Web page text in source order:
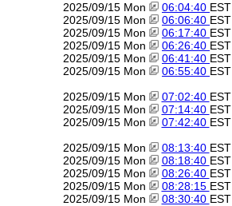
2025/09/15 Mon 06:04:40 EST
2025/09/15 Mon 06:06:40 EST
2025/09/15 Mon 06:17:40 EST
2025/09/15 Mon 06:26:40 EST
2025/09/15 Mon 06:41:40 EST
2025/09/15 Mon 06:55:40 EST
2025/09/15 Mon 07:02:40 EST
2025/09/15 Mon 07:14:40 EST
2025/09/15 Mon 07:42:40 EST
2025/09/15 Mon 08:13:40 EST
2025/09/15 Mon 08:18:40 EST
2025/09/15 Mon 08:26:40 EST
2025/09/15 Mon 08:28:15 EST
2025/09/15 Mon 08:30:40 EST